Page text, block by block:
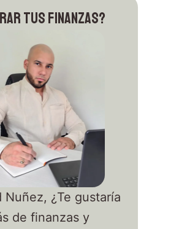
tus finanzas?
Nuñez, ¿Te gustaría
de finanzas y